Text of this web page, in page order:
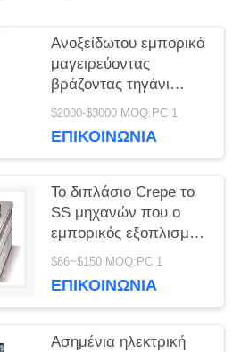
Ανοξείδωτου εμπορικό
μαγειρεύοντας
βράζοντας τηγάνι
κατσαρολών σούπας
ηλεκτρικό
$2000-$3000 MOQ:PC 1
ΕΠΙΚΟΙΝΩΝΊΑ
Το διπλάσιο Crepe το
SS μηχανών που ο
εμπορικός εξοπλισμός
τομέα εστιάσεως
κατασκευαστής
$86~$150 MOQ:PC 1
ΕΠΙΚΟΙΝΩΝΊΑ
Ασημένια ηλεκτρική